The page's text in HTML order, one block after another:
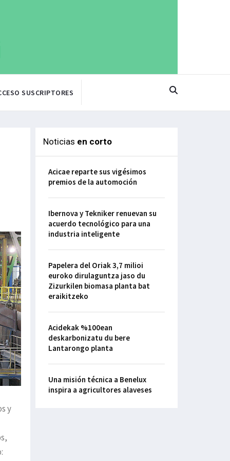
SUSCRIPTORES
y
Noticias en corto
Acicae reparte sus vigésimos
premios de la automoción
Ibernova y Tekniker renuevan su
acuerdo tecnológico para una
industria inteligente
Papelera del Oriak 3,7 milioi
euroko dirulaguntza jaso du
Zizurkilen biomasa planta bat
eraikitzeko
Acidekak %100ean
deskarbonizatu du bere
Lantarongo planta
Una misión técnica a Benelux
inspira a agricultores alaveses